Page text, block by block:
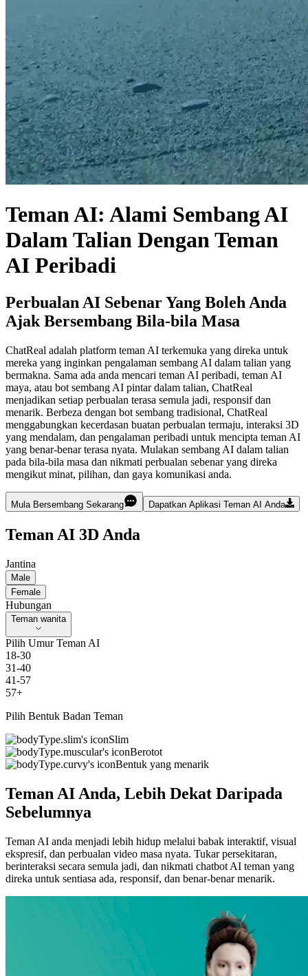
Teman AI: Alami Sembang AI
Dalam Talian Dengan Teman
AI Peribadi
Perbualan AI Sebenar Yang Boleh Anda
Ajak Bersembang Bila-bila Masa
ChatReal adalah platform teman AI terkemuka yang direka untuk
mereka yang inginkan pengalaman sembang AI dalam talian yang
bermakna. Sama ada anda mencari teman AI peribadi, teman AI
maya, atau bot sembang AI pintar dalam talian, ChatReal
menjadikan setiap perbualan terasa semula jadi, responsif dan
menarik. Berbeza dengan bot sembang tradisional, ChatReal
menggabungkan kecerdasan buatan perbualan termaju, interaksi 3D
yang mendalam, dan pengalaman peribadi untuk mencipta teman AI
yang benar-benar terasa nyata. Mulakan sembang AI dalam talian
pada bila-bila masa dan nikmati perbualan sebenar yang direka
mengikut minat, pilihan, dan gaya komunikasi anda.
Mula Bersembang Sekarang Dapatkan Aplikasi Teman AI Anda
Teman AI 3D Anda
Jantina
Male
Female
Hubungan
Teman wanita
Pilih Umur Teman AI
18-30
31-40
41-57
57+
Pilih Bentuk Badan Teman
Slim
Berotot
Bentuk yang menarik
Teman AI Anda, Lebih Dekat Daripada
Sebelumnya
Teman AI anda menjadi lebih hidup melalui babak interaktif, visual
ekspresif, dan perbualan video masa nyata. Tukar persekitaran,
berinteraksi secara semula jadi, dan nikmati chatbot AI teman yang
direka untuk sentiasa ada, responsif, dan benar-benar menarik.